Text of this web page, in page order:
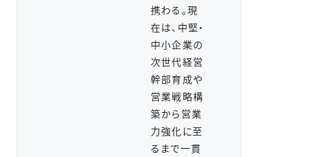
携わる。現
在は、中堅・
中小企業の
次世代経営
幹部育成や
営業戦略構
築から営業
力強化に至
るまで一貫